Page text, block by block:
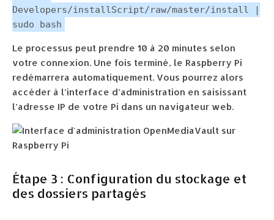
Developers/installScript/raw/master/install |
sudo bash
Le processus peut prendre 10 à 20 minutes selon
votre connexion. Une fois terminé, le Raspberry Pi
redémarrera automatiquement. Vous pourrez alors
accéder à l’interface d’administration en saisissant
l’adresse IP de votre Pi dans un navigateur web.
Étape 3 : Configuration du stockage et
des dossiers partagés